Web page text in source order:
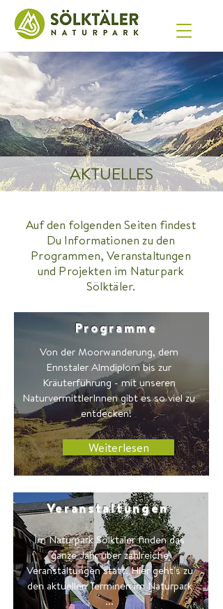
AKTUELLES
Auf den folgenden Seiten findest
Du Informationen zu den
Programmen, Veranstaltungen
und Projekten im Naturpark
Sölktäler.
Programme
Von der Moorwanderung, dem
Ennstaler Almdiplom bis zur
Kräuterführung - mit unseren
NaturvermittlerInnen gibt es so viel zu
entdecken!
Weiterlesen
Veranstaltungen
Im Naturpark Sölktäler finden das
ganze Jahr über zahlreiche
Veranstaltungen statt. Hier geht's zu
den aktuellen Terminen im Naturpark
...